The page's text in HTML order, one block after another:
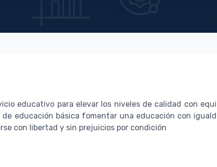
educativo para elevar los niveles de calidad con
educación básica fomentar una educación con
con libertad y sin prejuicios por condición